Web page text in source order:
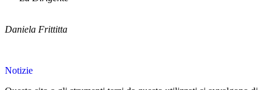
Daniela Frittitta
Notizie